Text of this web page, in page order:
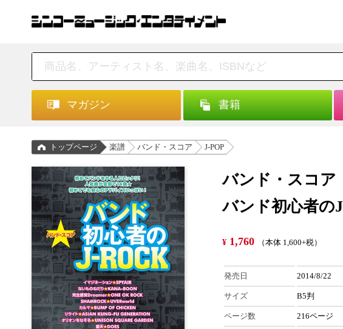
マガジン 書籍
トップページ 楽譜 バンド・スコア J-POP
バンド・スコア
バンド初心者の
¥ 1,760 （本体 1,600+税）
発売日 2014/8/22
サイズ B5判
ページ数 216ページ